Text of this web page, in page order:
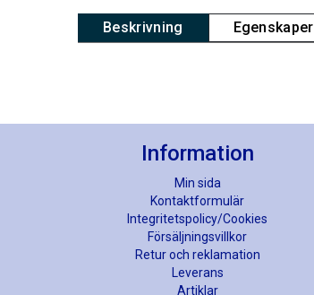
Beskrivning Egenskaper
Information
Min sida
Kontaktformulär
Integritetspolicy/Cookies
Försäljningsvillkor
Retur och reklamation
Leverans
Artiklar